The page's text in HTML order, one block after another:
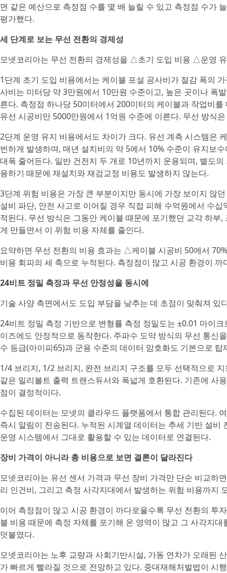
면 같은 예산으로 측정점 수를 몇 배 늘릴 수 있고 측정점 수가
평가했다.
세 단계로 보는 무선 전환의 경제성
모넷코리아는 무선 전환의 경제성을 △초기 도입 비용 △운영
1단계 초기 도입 비용에서는 케이블 포설 공사비가 절감 폭의
사비는 미터당 약 3만원에서 10만원 수준이고, 높은 곳이나 폭
른다. 측정점 하나당 50미터에서 200미터의 케이블과 작업비
유선 시공비만 5000만원에서 1억원 수준에 이른다. 무선 방식
2단계 운영 유지 비용에서도 차이가 크다. 유선 계측 시스템은
번하게 발생하며, 매년 설치비의 약 5에서 10% 수준이 유지보
대폭 줄어든다. 일반 건전지 두 개로 10년까지 운용되며, 별도
용하기 때문에 재설치와 재검교정 비용도 발생하지 않는다.
3단계 위험 비용은 가장 큰 부분이지만 동시에 가장 보이지 않
설비 파단, 안전 사고로 이어질 경우 직접 피해 수억원에서 수
적된다. 무선 방식은 그동안 케이블 때문에 포기했던 교각 하
게 만들면서 이 위험 비용 자체를 줄인다.
요약하면 무선 전환의 비용 효과는 △케이블 시공비 50에서
비용 회피의 세 축으로 누적된다. 측정점이 많고 시공 환경이
24비트 정밀 측정과 무선 안정성을 동시에
기술 사양 측면에서도 도입 부담을 낮추는 데 초점이 맞춰져 있
24비트 정밀 측정 기반으로 변형률 측정 정밀도는 ±0.01 마이
이즈에도 안정적으로 동작한다. 주파수 도약 방식의 무선 통신
수 등급(아이피65)과 군용 수준의 데이터 암호화도 기본으로 탑
1/4 브리지, 1/2 브리지, 완전 브리지 구조를 모두 선택적으
같은 밀리볼트 출력 트랜스듀서와 폭넓게 호환된다. 기존에 사
점이 결정적이다.
수집된 데이터는 모넷의 클라우드 플랫폼에서 통합 관리된다.
즉시 알림이 전송된다. 누적된 시계열 데이터는 추세 기반 설
운영 시스템에서 그대로 활용할 수 있는 데이터로 연결된다.
장비 가격이 아니라 총 비용으로 보면 결론이 달라진다
모넷코리아는 유선 센서 가격과 무선 장비 가격만 단순 비교하
리 인건비, 그리고 측정 사각지대에서 발생하는 위험 비용까지
이어 측정점이 많고 시공 환경이 까다로울수록 무선 전환의 투
블 비용 때문에 측정 자체를 포기해 온 영역이 많고 그 사각지
덧붙였다.
모넷코리아는 노후 교량과 사회기반시설, 가동 연차가 오래된
가 빠르게 빨라질 것으로 전망하고 있다. 중대재해처벌법이 시